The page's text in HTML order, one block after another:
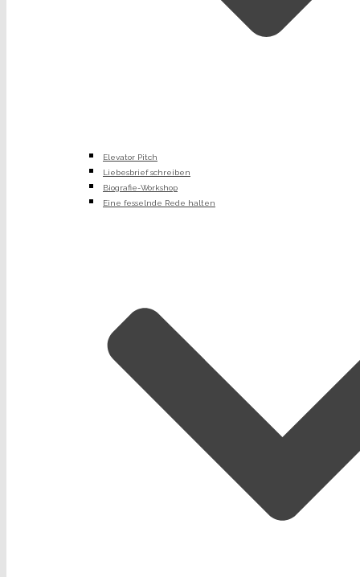
Elevator Pitch
Liebesbrief schreiben
Biografie-Workshop
Eine fesselnde Rede halten